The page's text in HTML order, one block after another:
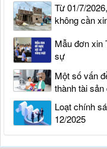
Từ 01/7/
không cần
Mẫu đơn xin
sự
Một số vấn
thành tài sản
Loạt chính
12/2025